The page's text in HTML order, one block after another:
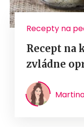
Recepty na
Recept na
zvládne